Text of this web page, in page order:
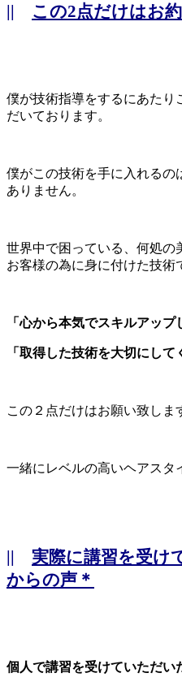
|| この2点だけはお
僕が技術指導をするにあたり
だいております。
僕がこの技術を手に入れるの
ありません。
世界中で困っている、何処の
お客様の為に身に付けた技術
「心から本気でスキルアップ
「取得した技術を大切にして
この２点だけはお願い致しま
一緒にレベルの高いヘアスタ
|| 実際に講習を受け
からの声＊
個人で講習を受けていただい